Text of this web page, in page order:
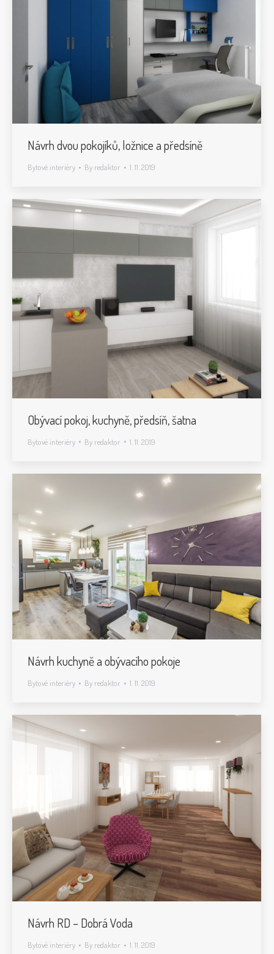
Návrh dvou pokojíků, ložnice a předsíně
Bytové interiéry By redaktor 1. 11. 2019
Obývací pokoj, kuchyně, předsíň, šatna
Bytové interiéry By redaktor 1. 11. 2019
Návrh kuchyně a obývacího pokoje
Bytové interiéry By redaktor 1. 11. 2019
Návrh RD – Dobrá Voda
Bytové interiéry By redaktor 1. 11. 2019